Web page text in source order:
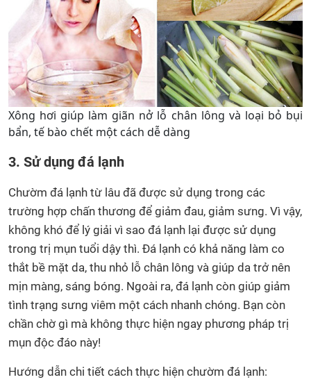
Xông hơi giúp làm giãn nở lỗ chân lông và loại bỏ bụi
bẩn, tế bào chết một cách dễ dàng
3. Sử dụng đá lạnh
Chườm đá lạnh từ lâu đã được sử dụng trong các
trường hợp chấn thương để giảm đau, giảm sưng. Vì vậy,
không khó để lý giải vì sao đá lạnh lại được sử dụng
trong trị mụn tuổi dậy thì. Đá lạnh có khả năng làm co
thắt bề mặt da, thu nhỏ lỗ chân lông và giúp da trở nên
mịn màng, sáng bóng. Ngoài ra, đá lạnh còn giúp giảm
tình trạng sưng viêm một cách nhanh chóng. Bạn còn
chần chờ gì mà không thực hiện ngay phương pháp trị
mụn độc đáo này!
Hướng dẫn chi tiết cách thực hiện chườm đá lạnh: